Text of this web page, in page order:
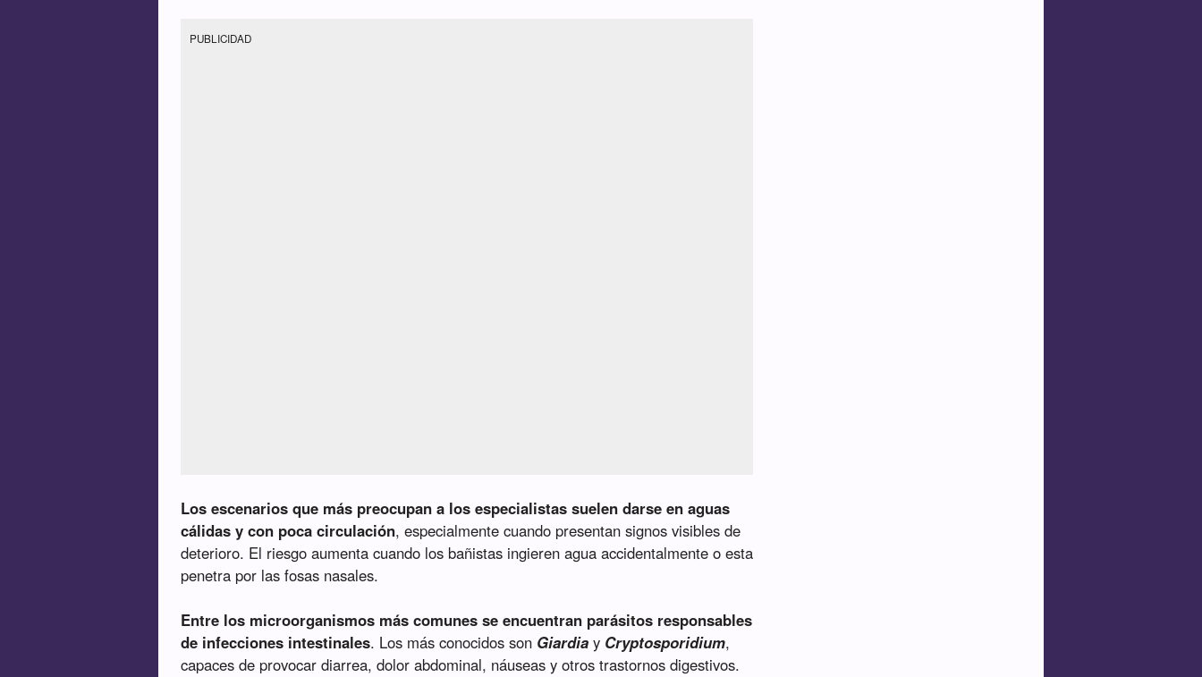
PUBLICIDAD
Los escenarios que más preocupan a los especialistas suelen darse en aguas
cálidas y con poca circulación, especialmente cuando presentan signos visibles de
deterioro. El riesgo aumenta cuando los bañistas ingieren agua accidentalmente o esta
penetra por las fosas nasales.
Entre los microorganismos más comunes se encuentran parásitos responsables
de infecciones intestinales. Los más conocidos son Giardia y Cryptosporidium,
capaces de provocar diarrea, dolor abdominal, náuseas y otros trastornos digestivos.